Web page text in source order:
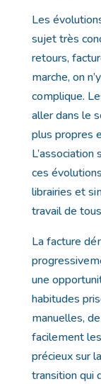
Les
sujet très
retours,
marche, on
complique.
aller dans le
plus propres
ces
librairies et
travail de
La facture
une
habitudes
manuelles,
facilement
précieux sur
transition qui